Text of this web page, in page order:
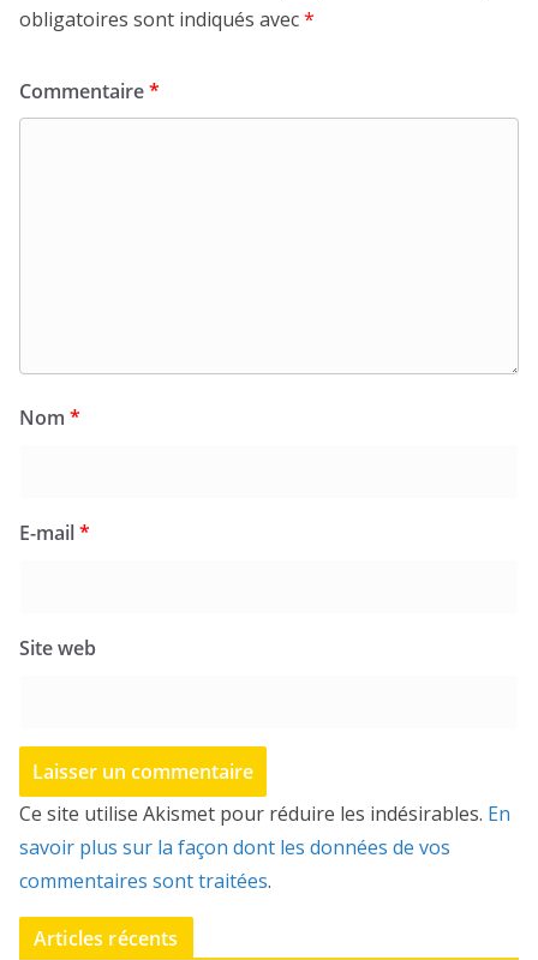
obligatoires sont indiqués avec*
Commentaire*
Nom *
E-mail*
Site web
Ce site utilise Akismet pour réduire les indésirables. En
savoir plus sur la façon dont les données de vos
commentaires sont traitées.
Articles récents